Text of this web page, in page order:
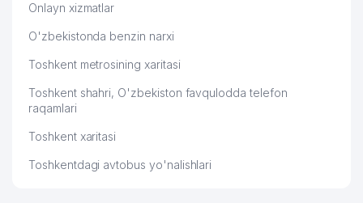
Onlayn xizmatlar
O'zbekistonda benzin narxi
Toshkent metrosining xaritasi
Toshkent shahri, O'zbekiston favqulodda telefon
raqamlari
Toshkent xaritasi
Toshkentdagi avtobus yo'nalishlari